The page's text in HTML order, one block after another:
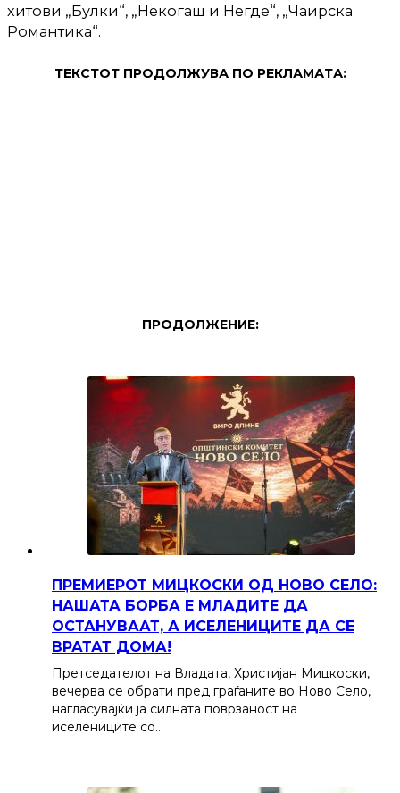
хитови „Булки“, „Некогаш и Негде“, „Чаирска
Романтика“.
ТЕКСТОТ ПРОДОЛЖУВА ПО РЕКЛАМАТА:
ПРОДОЛЖЕНИЕ:
ПРЕМИЕРОТ МИЦКОСКИ ОД НОВО СЕЛО:
НАШАТА БОРБА Е МЛАДИТЕ ДА
ОСТАНУВААТ, А ИСЕЛЕНИЦИТЕ ДА СЕ
ВРАТАТ ДОМА!
Претседателот на Владата, Христијан Мицкоски,
вечерва се обрати пред граѓаните во Ново Село,
нагласувајќи ја силната поврзаност на
иселениците со…